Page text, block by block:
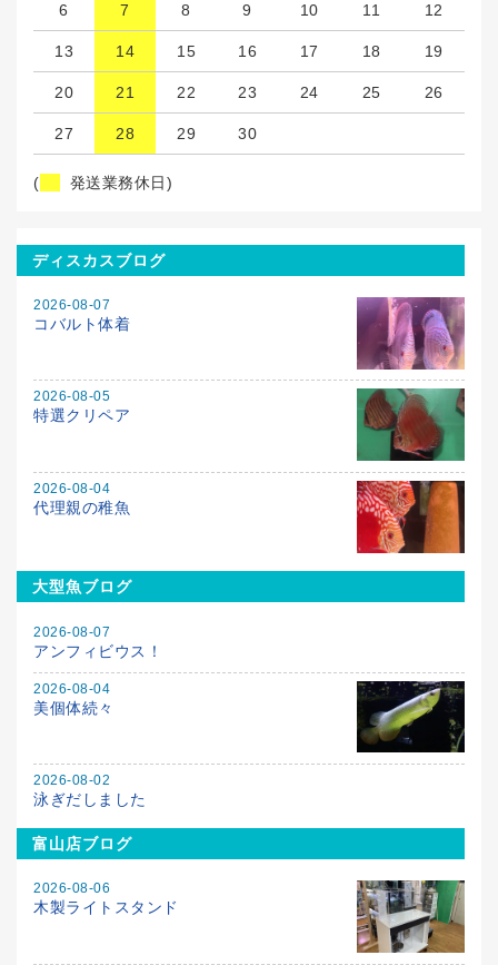
6 7 8 9 10 11 12
13 14 15 16 17 18 19
20 21 22 23 24 25 26
27 28 29 30
( 発送業務休日)
ディスカスブログ
2026-08-07
コバルト体着
2026-08-05
特選クリペア
2026-08-04
代理親の稚魚
大型魚ブログ
2026-08-07
アンフィビウス！
2026-08-04
美個体続々
2026-08-02
泳ぎだしました
富山店ブログ
2026-08-06
木製ライトスタンド